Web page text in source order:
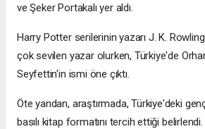
ve Şeker Portakalı yer aldı.
Harry Potter serilerinin yazarı J. K.
çok sevilen yazar olurken, Türkiye'de
Seyfettin'in ismi öne çıktı.
Öte yandan, araştırmada, Türkiye'deki
basılı kitap formatını tercih ettiği belirlendi.